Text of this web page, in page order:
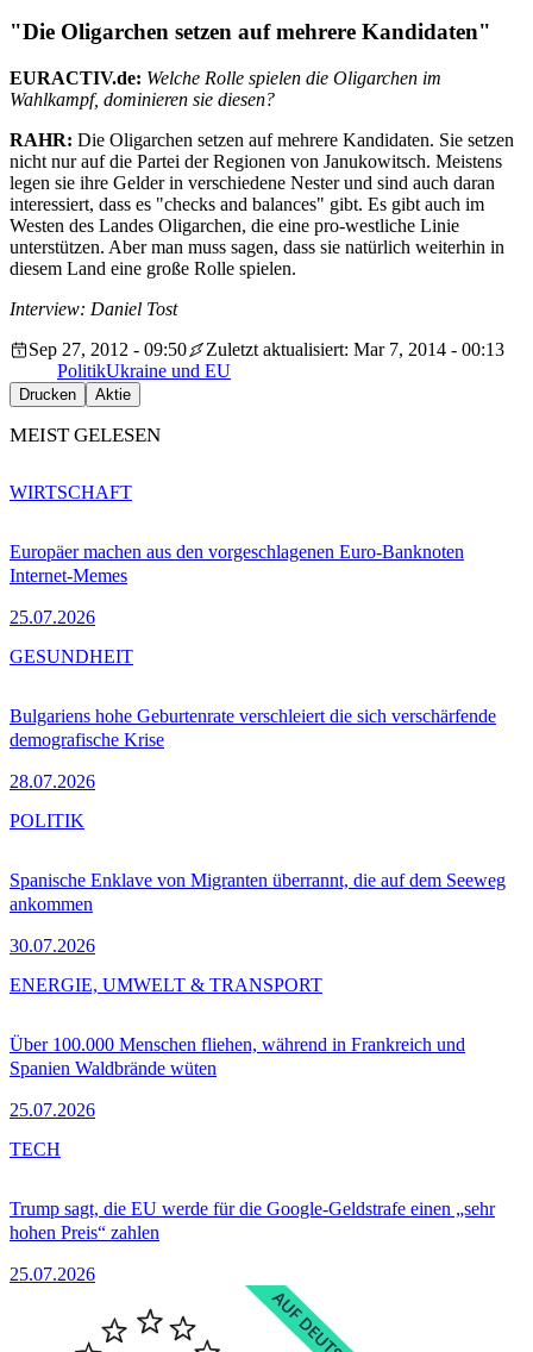
"Die Oligarchen setzen auf mehrere Kandidaten"
EURACTIV.de: Welche Rolle spielen die Oligarchen im
Wahlkampf, dominieren sie diesen?
RAHR: Die Oligarchen setzen auf mehrere Kandidaten. Sie setzen
nicht nur auf die Partei der Regionen von Janukowitsch. Meistens
legen sie ihre Gelder in verschiedene Nester und sind auch daran
interessiert, dass es "checks and balances" gibt. Es gibt auch im
Westen des Landes Oligarchen, die eine pro-westliche Linie
unterstützen. Aber man muss sagen, dass sie natürlich weiterhin in
diesem Land eine große Rolle spielen.
Interview: Daniel Tost
Sep 27, 2012 - 09:50
Zuletzt aktualisiert: Mar 7, 2014 - 00:13
PolitikUkraine und EU
Drucken Aktie
MEIST GELESEN
Europäer machen aus den vorgeschlagenen Euro-Banknoten
Internet-Memes
25.07.2026
WIRTSCHAFT
Bulgariens hohe Geburtenrate verschleiert die sich verschärfende
demografische Krise
28.07.2026
GESUNDHEIT
Spanische Enklave von Migranten überrannt, die auf dem Seeweg
ankommen
30.07.2026
POLITIK
Über 100.000 Menschen fliehen, während in Frankreich und
Spanien Waldbrände wüten
25.07.2026
ENERGIE, UMWELT & TRANSPORT
Trump sagt, die EU werde für die Google-Geldstrafe einen „sehr
hohen Preis“ zahlen
25.07.2026
TECH